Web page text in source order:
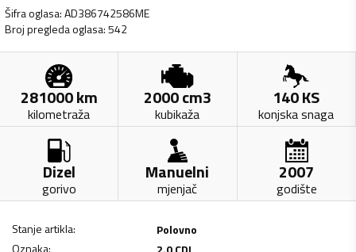
Šifra oglasa:AD386742586ME
Broj pregleda oglasa:542
281000km
kilometraža
2000cm3
kubikaža
140KS
konjska snaga
Dizel
gorivo
Manuelni
mjenjač
2007
godište
Stanje artikla:
Polovno
Oznaka: